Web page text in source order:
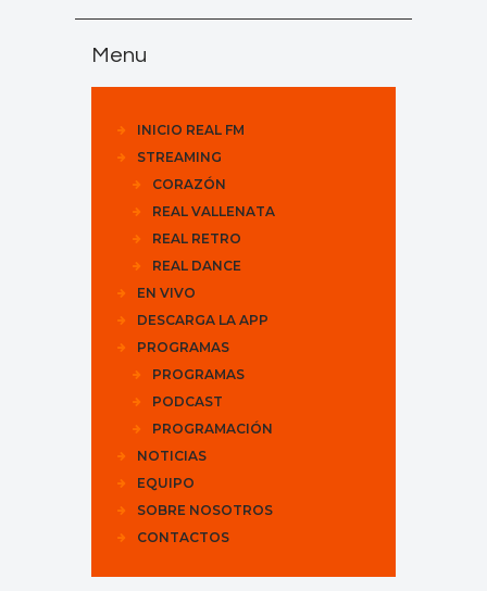
Menu
INICIO REAL FM
STREAMING
CORAZÓN
REAL VALLENATA
REAL RETRO
REAL DANCE
EN VIVO
DESCARGA LA APP
PROGRAMAS
PROGRAMAS
PODCAST
PROGRAMACIÓN
NOTICIAS
EQUIPO
SOBRE NOSOTROS
CONTACTOS